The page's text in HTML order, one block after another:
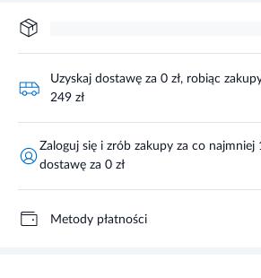
Uzyskaj dostawę za 0 zł, robiąc
249 zł
Zaloguj się i zrób zakupy za co najmniej
dostawę za 0 zł
Metody płatności